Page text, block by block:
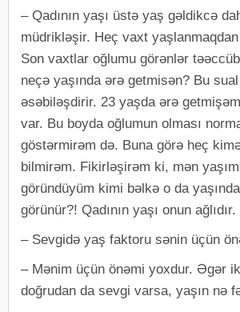
– Qadının yaşı üstə yaş gəldikcə
müdrikləşir. Heç vaxt
Son vaxtlar oğlumu görənlər
neçə yaşında ərə getmisən? Bu
əsəbiləşdirir. 23 yaşda ərə
var. Bu boyda oğlumun olması
göstərmirəm də. Buna görə heç
bilmirəm. Fikirləşirəm ki, mən
göründüyüm kimi bəlkə o da
görünür?! Qadının yaşı onun ağlıdır.
– Sevgidə yaş faktoru sənin üçün
– Mənim üçün önəmi yoxdur. Əgər
doğrudan da sevgi varsa, yaşın nə